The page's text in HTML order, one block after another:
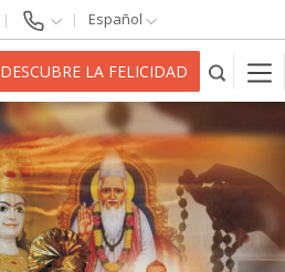
Español
DESCUBRE LA FELICIDAD